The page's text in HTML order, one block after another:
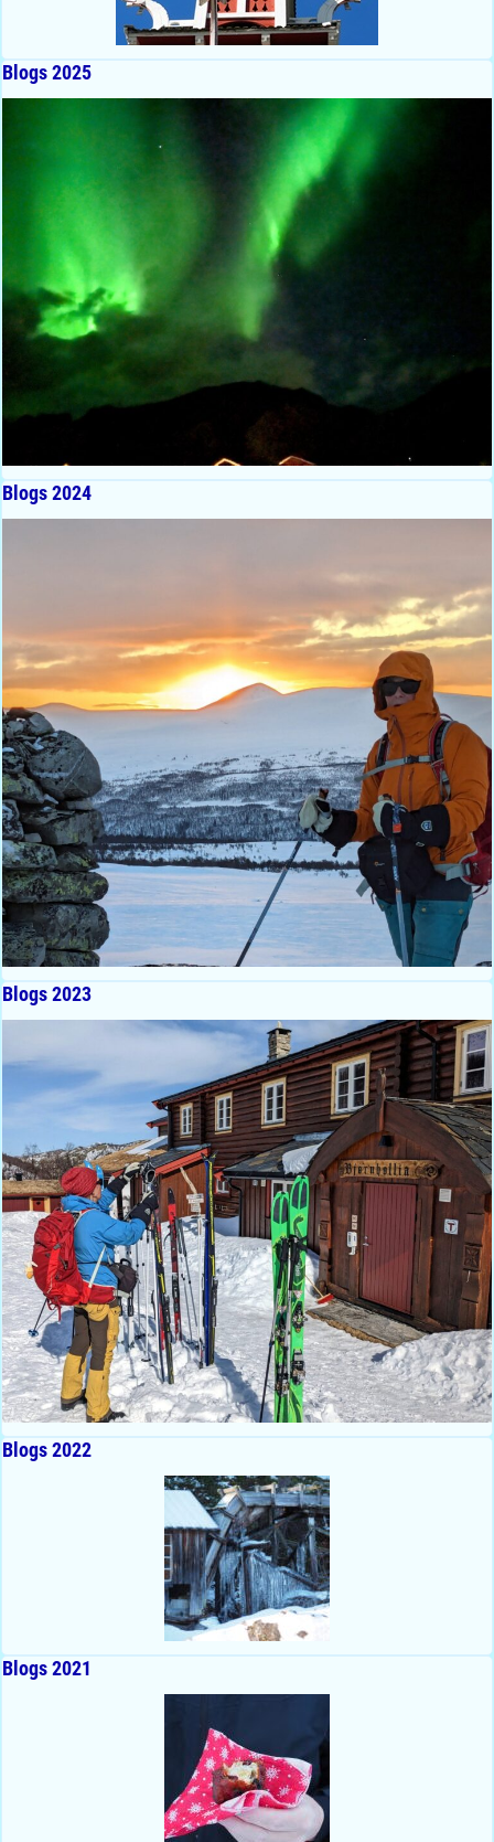
Blogs 2025
Blogs 2024
Blogs 2023
Blogs 2022
Blogs 2021